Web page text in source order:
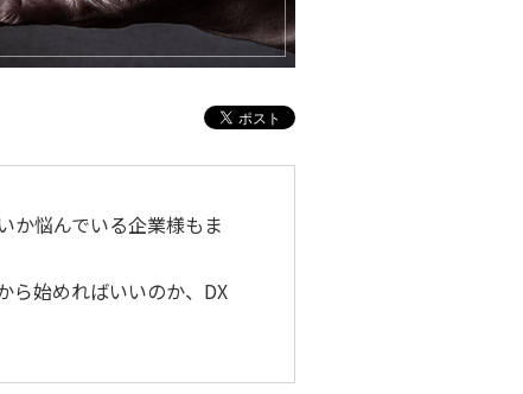
か悩んでいる企業様もま
ら始めればいいのか、DX